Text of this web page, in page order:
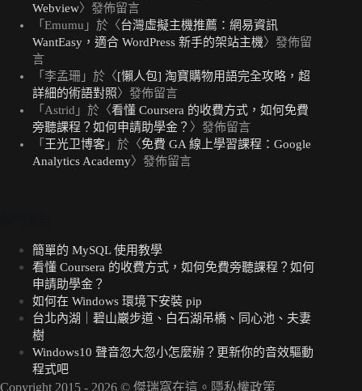
Webview〉發佈留言
「 Emumu 」於〈台灣虛擬主機推薦：網易資訊
WantEasy，適合 WordPress 新手的架站主機〉發佈留
言
「 李孟珊 」於〈[懶人包] 淘寶購物用語完全攻略，超
詳細的術語對照〉發佈留言
「 Astrid 」於〈看懂 Coursera 的收費方式，如何免費
旁聽課程？如何申請助學金？ 〉發佈留言
「 王光卫博客 」於〈免費 GA 線上學習課程：Google
Analytics Academy〉發佈留言
簡單的 MySQL 使用教學
看懂 Coursera 的收費方式，如何免費旁聽課程？如何
申請助學金？
如何在 Windows 環境下安裝 pip
台北內湖｜碧山巖步道、白石湖吊橋、同心池、夫妻
樹
Windows10 聲音忽大忽小怎麼辦？更新你的音效驅動
程式吧
Copyright 2015 - 2026 © 傑瑞窩在這 。 隱私權政策